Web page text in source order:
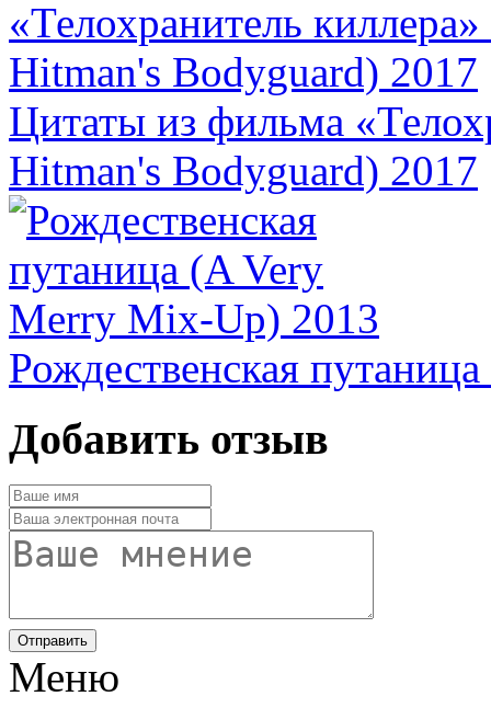
Цитаты из фильма
Hitman's Bodyguard) 2017
Рождественская
Добавить отзыв
Отправить
Меню